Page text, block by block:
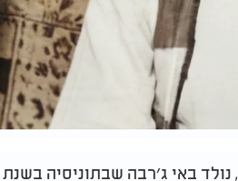
רבי כלפון משה הכהן, מגדולי חכמי צפון אפריקה במאה ה‑20, נולד באי ג׳רבה שבתוניסיה בשנת